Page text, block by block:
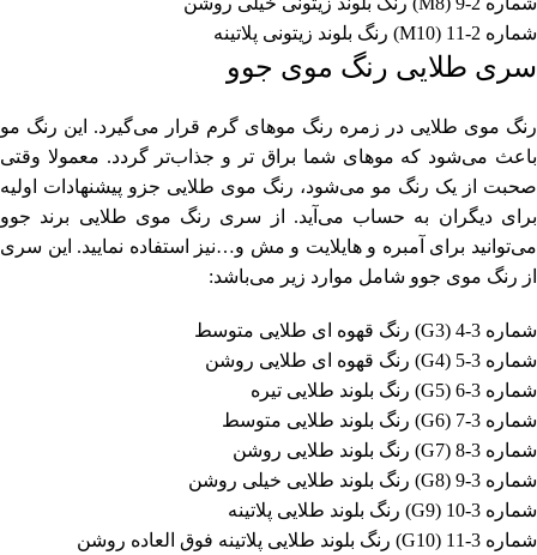
شماره 2-11 (M10) رنگ بلوند زیتونی پلاتینه
سری طلایی رنگ موی جوو
رنگ موی طلایی در زمره رنگ موهای گرم قرار می‌گیرد. این رنگ مو
باعث می‌شود که موهای شما براق تر و جذاب‌تر گردد. معمولا وقتی
صحبت از یک رنگ مو می‌شود، رنگ موی طلایی جزو پیشنهادات اولیه
برای دیگران به حساب می‌آید. از سری رنگ موی طلایی برند جوو
می‌توانید برای آمبره و هایلایت و مش و…نیز استفاده نمایید. این سری
از رنگ موی جوو شامل موارد زیر می‌باشد:
شماره 3-4 (G3) رنگ قهوه ای طلایی متوسط
شماره 3-5 (G4) رنگ قهوه ای طلایی روشن
شماره 3-6 (G5) رنگ بلوند طلایی تیره
شماره 3-7 (G6) رنگ بلوند طلایی متوسط
شماره 3-8 (G7) رنگ بلوند طلایی روشن
شماره 3-9 (G8) رنگ بلوند طلایی خیلی روشن
شماره 3-10 (G9) رنگ بلوند طلایی پلاتینه
شماره 3-11 (G10) رنگ بلوند طلایی پلاتینه فوق العاده روشن